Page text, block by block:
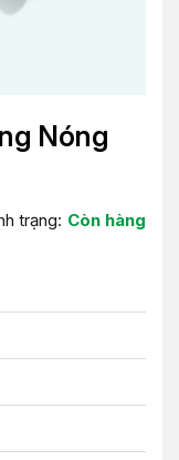
Nóng
trạng: Còn hàng